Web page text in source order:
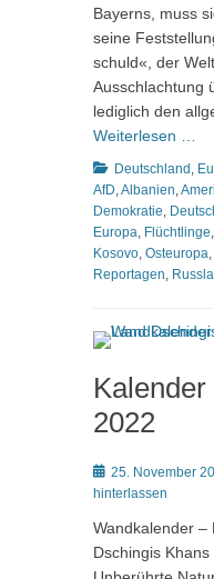
Bayerns, muss
seine
schuld«, der
Ausschlachtung
lediglich den
Weiterlesen …
Kategorien
Deutschland ,
AfD,Albanien,
Demokratie,
Europa, Flüchtlinge,
Kosovo, Osteuropa,
Reportagen,
2022
Posted
on
25. November
hinterlassen
Wandkalender –
Dschingis